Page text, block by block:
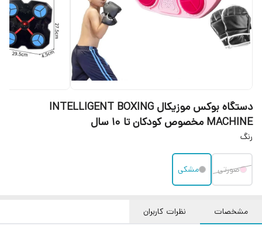
دستگاه بوکس موزیکال INTELLIGENT BOXING
MACHINE مخصوص کودکان تا 10 سال
رنگ
صورتی مشکی
مشخصات نظرات کاربران